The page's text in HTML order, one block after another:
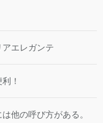
エレガンテ
！
他の呼び方がある。